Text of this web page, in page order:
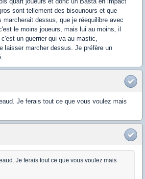
sont tellement des bisounours et que
marcherait dessus, que je réequilibre avec
le moins joueurs, mais lui au moins, il
un guerrier qui va au mastic,
laisser marcher dessus. Je préfère un
Je ferais tout ce que vous voulez mais
Je ferais tout ce que vous voulez mais